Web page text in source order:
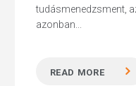
Hit enter to
tudásmenedzsment,
azonban...
READ MORE